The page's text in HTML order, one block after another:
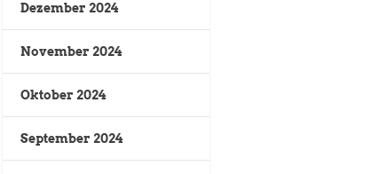
Dezember 2024
November 2024
Oktober 2024
September 2024